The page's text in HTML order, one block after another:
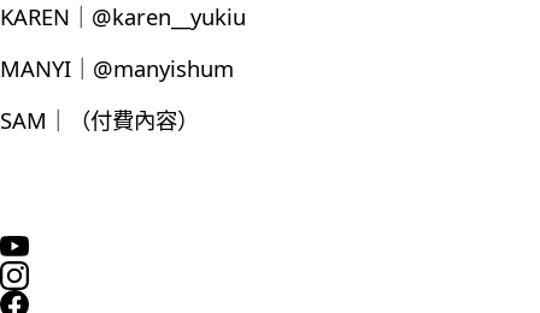
KAREN｜@karen__yukiu
MANYI｜@manyishum
SAM｜（付費內容）